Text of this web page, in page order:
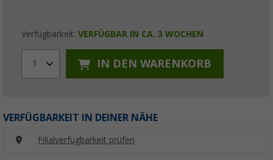
Verfügbarkeit: VERFÜGBAR IN CA. 3 WOCHEN
1 IN DEN WARENKORB
VERFÜGBARKEIT IN DEINER NÄHE
Filialverfügbarkeit prüfen